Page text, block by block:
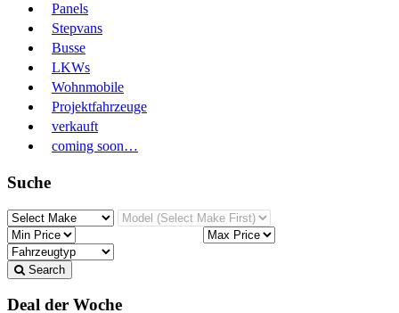
Panels
Stepvans
Busse
LKWs
Wohnmobile
Projektfahrzeuge
verkauft
coming soon…
Suche
Search
Deal der Woche